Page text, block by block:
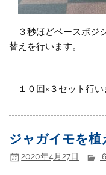
３秒ほどベースポジ
替えを行います。
１０回×３セット行い
ジャガイモを植
2020年4月27日